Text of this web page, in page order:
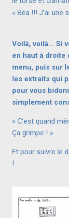
« Béa !!! J’ai une
Voilà, voilà… Si
en haut à droite
menu, puis sur
les extraits qui
pour vous
simplement
« C’est quand
Ça grimpe ! »
Et pour suivre le
!